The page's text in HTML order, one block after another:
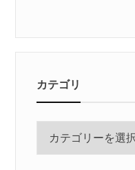
カテゴリ